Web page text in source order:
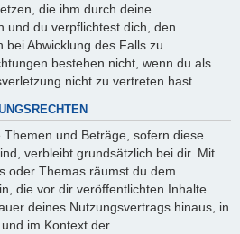
die ihm durch deine
und du verpflichtest dich, den
bei Abwicklung des Falls zu
bestehen nicht, wenn du als
nicht zu vertreten hast.
und Beträge, sofern diese
verbleibt grundsätzlich bei dir. Mit
oder Themas räumst du dem
die vor dir veröffentlichten Inhalte
deines Nutzungsvertrags hinaus, in
im Kontext der